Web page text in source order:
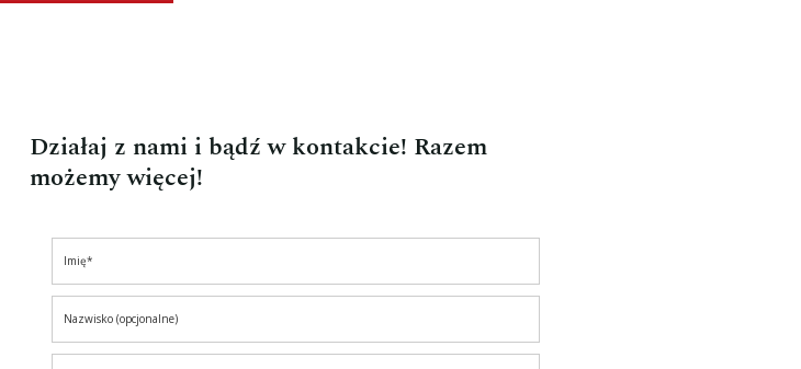
Działaj z nami i bądź w kontakcie! Razem
możemy więcej!